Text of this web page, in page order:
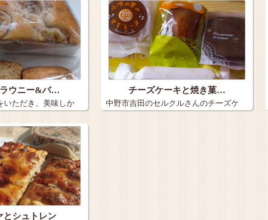
ウニー&バ…
いただき、美味しか
チーズケーキと焼き菓…
中野市吉田のセルクルさんのチーズケ
とシュトレン